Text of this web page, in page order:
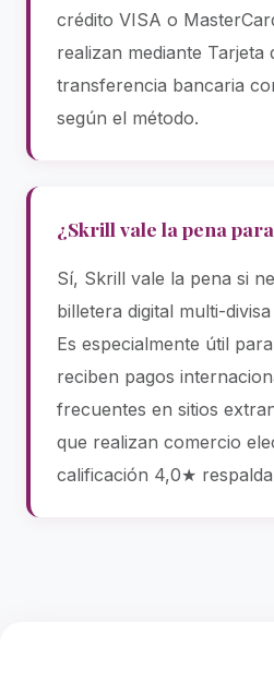
crédito VISA o
realizan mediante Tarjeta
transferencia bancaria
según el método.
¿Skrill vale la pena
Sí, Skrill vale la pena si
billetera digital multi-
Es especialmente útil
reciben pagos
frecuentes en sitios
que realizan comercio
calificación 4,0★ respalda